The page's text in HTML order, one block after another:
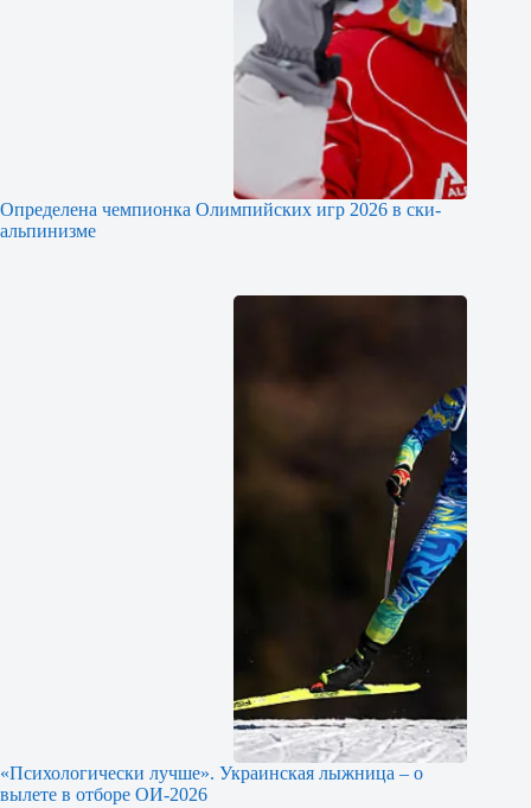
Определена чемпионка Олимпийских игр 2026 в ски-
альпинизме
«Психологически лучше». Украинская лыжница – о
вылете в отборе ОИ-2026